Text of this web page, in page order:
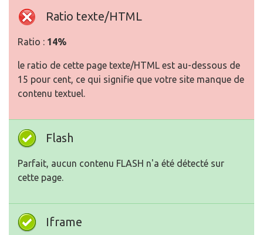
Ratio texte/HTML
Ratio : 14%
le ratio de cette page texte/HTML est au-dessous de
15 pour cent, ce qui signifie que votre site manque de
contenu textuel.
Flash
Parfait, aucun contenu FLASH n'a été détecté sur
cette page.
Iframe